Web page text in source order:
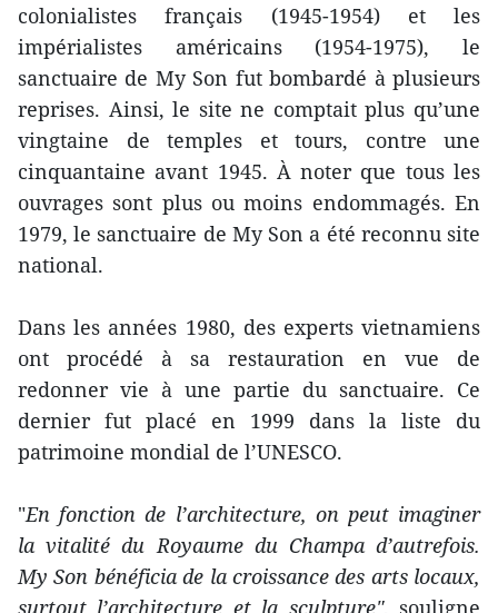
colonialistes français (1945-1954) et les
impérialistes américains (1954-1975), le
sanctuaire de My Son fut bombardé à plusieurs
reprises. Ainsi, le site ne comptait plus qu’une
vingtaine de temples et tours, contre une
cinquantaine avant 1945. À noter que tous les
ouvrages sont plus ou moins endommagés. En
1979, le sanctuaire de My Son a été reconnu site
national.
Dans les années 1980, des experts vietnamiens
ont procédé à sa restauration en vue de
redonner vie à une partie du sanctuaire. Ce
dernier fut placé en 1999 dans la liste du
patrimoine mondial de l’UNESCO.
"En fonction de l’architecture, on peut imaginer
la vitalité du Royaume du Champa d’autrefois.
My Son bénéficia de la croissance des arts locaux,
surtout l’architecture et la sculpture", souligne